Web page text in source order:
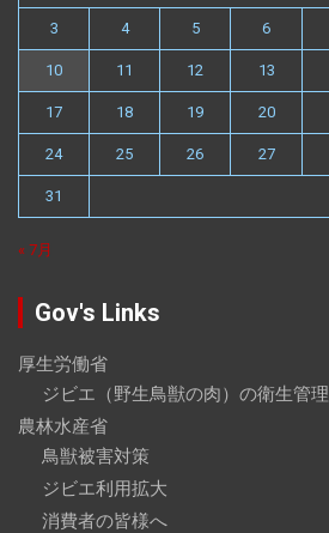
3 4 5 6
10 11 12 13
17 18 19 20
24 25 26 27
31
« 7月
Gov's Links
厚生労働省
ジビエ（野生鳥獣の肉）の衛生管理
農林水産省
鳥獣被害対策
ジビエ利用拡大
消費者の皆様へ